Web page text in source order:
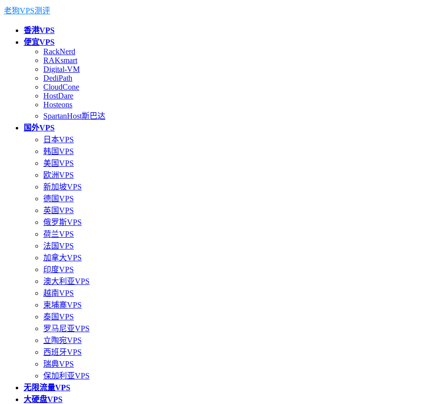
老狗VPS测评
香港VPS
便宜VPS
RackNerd
RAKsmart
Digital-VM
DediPath
CloudCone
HostDare
Hosteons
SpartanHost斯巴达
国外VPS
日本VPS
韩国VPS
美国VPS
欧洲VPS
新加坡VPS
德国VPS
英国VPS
俄罗斯VPS
荷兰VPS
法国VPS
加拿大VPS
印度VPS
澳大利亚VPS
越南VPS
柬埔寨VPS
泰国VPS
罗马尼亚VPS
立陶宛VPS
西班牙VPS
瑞典VPS
保加利亚VPS
无限流量VPS
大硬盘VPS